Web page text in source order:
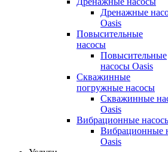
Дренажные
Oasis
Повысительные
насосы
Повысительные
насосы Oasis
Скважинные
погружные насосы
Скважинные
Oasis
Вибрационные
Вибрационные
Oasis